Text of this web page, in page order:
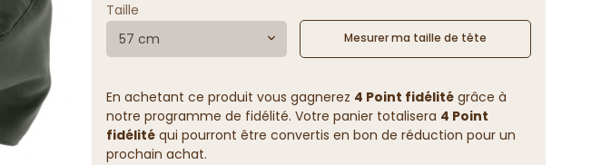
Taille
57 cm
Mesurer ma taille de tête
En achetant ce produit vous gagnerez 4 Point fidélitégrâce à
notre programme de fidélité. Votre panier totalisera 4 Point
fidélitéqui pourront être convertis en bon de réduction pour un
prochain achat.